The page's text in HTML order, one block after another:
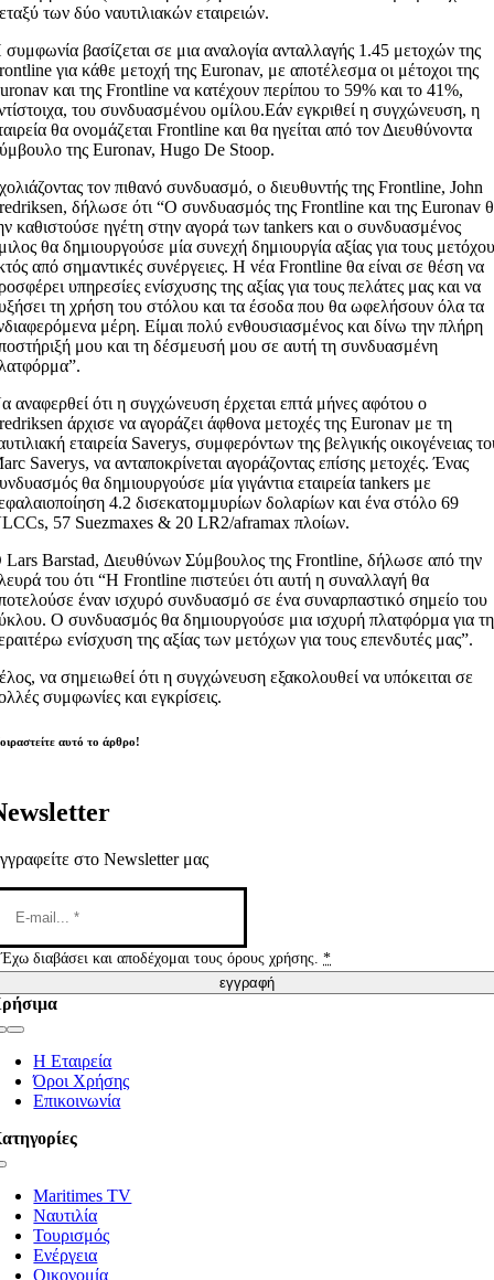
των δύο ναυτιλιακών εταιρειών.
βασίζεται σε μια αναλογία ανταλλαγής 1.45 μετοχών της
για κάθε μετοχή της Euronav, με αποτέλεσμα οι μέτοχοι της
και της Frontline να κατέχουν περίπου το 59% και το 41%,
του συνδυασμένου ομίλου.Εάν εγκριθεί η συγχώνευση, η
θα ονομάζεται Frontline και θα ηγείται από τον Διευθύνοντα
της Euronav, Hugo De Stoop.
τον πιθανό συνδυασμό, ο διευθυντής της Frontline, John
δήλωσε ότι “Ο συνδυασμός της Frontline και της Euronav
καθιστούσε ηγέτη στην αγορά των tankers και ο συνδυασμένος
θα δημιουργούσε μία συνεχή δημιουργία αξίας για τους
από σημαντικές συνέργειες. Η νέα Frontline θα είναι σε θέση να
υπηρεσίες ενίσχυσης της αξίας για τους πελάτες μας και να
τη χρήση του στόλου και τα έσοδα που θα ωφελήσουν όλα τα
μέρη. Είμαι πολύ ενθουσιασμένος και δίνω την πλήρη
μου και τη δέσμευσή μου σε αυτή τη συνδυασμένη
αναφερθεί ότι η συγχώνευση έρχεται επτά μήνες αφότου ο
άρχισε να αγοράζει άφθονα μετοχές της Euronav με τη
εταιρεία Saverys, συμφερόντων της βελγικής οικογένειας
Saverys, να ανταποκρίνεται αγοράζοντας επίσης μετοχές. Ένας
θα δημιουργούσε μία γιγάντια εταιρεία tankers με
4.2 δισεκατομμυρίων δολαρίων και ένα στόλο 69
57 Suezmaxes & 20 LR2/aframax πλοίων.
Barstad, Διευθύνων Σύμβουλος της Frontline, δήλωσε από την
του ότι “Η Frontline πιστεύει ότι αυτή η συναλλαγή θα
έναν ισχυρό συνδυασμό σε ένα συναρπαστικό σημείο του
Ο συνδυασμός θα δημιουργούσε μια ισχυρή πλατφόρμα για
ενίσχυση της αξίας των μετόχων για τους επενδυτές μας”.
να σημειωθεί ότι η συγχώνευση εξακολουθεί να υπόκειται σε
συμφωνίες και εγκρίσεις.
αυτό το άρθρο!
στο Newsletter μας
Έχω διαβάσει και αποδέχομαι τους όρους χρήσης.*
εγγραφή
Η Εταιρεία
Όροι Χρήσης
Επικοινωνία
Maritimes TV
Ναυτιλία
Τουρισμός
Ενέργεια
Οικονομία